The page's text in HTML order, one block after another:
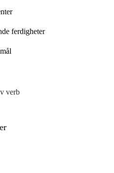
ferdigheter
verb